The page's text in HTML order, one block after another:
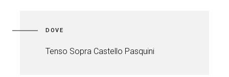
DOVE
Tenso Sopra Castello Pasquini